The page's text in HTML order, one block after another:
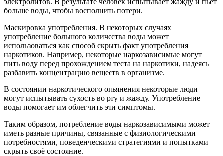
электролитов. В результате человек испытывает жажду и пьёт
больше воды, чтобы восполнить потери.
Маскировка употребления. В некоторых случаях
употребление большого количества воды может
использоваться как способ скрыть факт употребления
наркотиков. Например, некоторые наркозависимые могут
пить воду перед прохождением теста на наркотики, надеясь
разбавить концентрацию веществ в организме.
В состоянии наркотического опьянения некоторые люди
могут испытывать сухость во рту и жажду. Употребление
воды помогает им облегчить эти симптомы.
Таким образом, потребление воды наркозависимыми может
иметь разные причины, связанные с физиологическими
потребностями, поведенческими стратегиями и попытками
скрыть своё состояние.